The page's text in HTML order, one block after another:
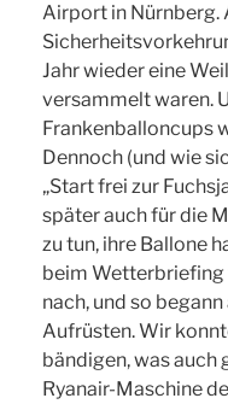
Airport in Nürnberg.
Jahr wieder eine
versammelt waren.
Frankenballoncups
Dennoch (und wie
„Start frei zur
später auch für die
zu tun, ihre Ballone
beim Wetterbriefing
nach, und so
Aufrüsten. Wir
bändigen, was auch
Ryanair-Maschine